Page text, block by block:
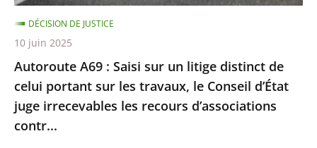
celui
portant
sur
les
travaux,
le
Conseil
Autoroute A69 : Saisi sur un litige distinct de
celui portant sur les travaux, le Conseil d’État
juge irrecevables les recours d’associations
contr...
DÉCISION DE JUSTICE
10 juin 2025